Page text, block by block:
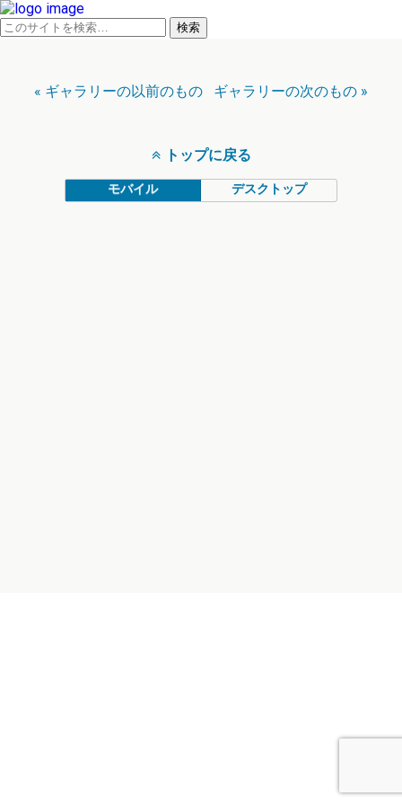
« ギャラリーの以前のもの ギャラリーの次のもの »
トップに戻る
モバイル デスクトップ